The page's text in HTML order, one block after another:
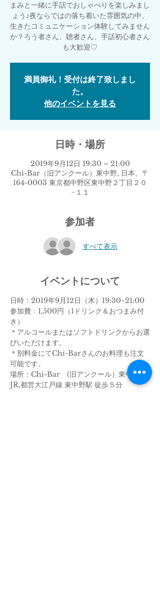
まみと一緒に手話でおしゃべりを楽しみまし
ょう♪夜ならではの落ち着いた雰囲気の中、
生きたコミュニケーション体験してみません
か？ろう者さん、聴者さん、手話初心者さん
も大歓迎♡
満員御礼！受付は終了致しまし
た。
他のイベントを見る
日時・場所
2019年9月12日 19:30 – 21:00
Chi-Bar（旧アンクール）東中野, 日本、〒
164-0003 東京都中野区東中野２丁目２０
−１１
参加者
すべて表示
イベントについて
日時：2019年9月12日（木）19:30~21:00
参加費：1,500円（1ドリンク＆おつまみ付
き）
＊アルコールまたはソフトドリンクからお選
びいただけます。
＊別料金にてChi-Barさんのお料理も注文
可能です。
場所：Chi-Bar　(旧アンクール）東中野
JR,都営大江戸線 東中野駅 徒歩５分